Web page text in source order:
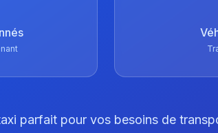
parfait pour vos besoins de